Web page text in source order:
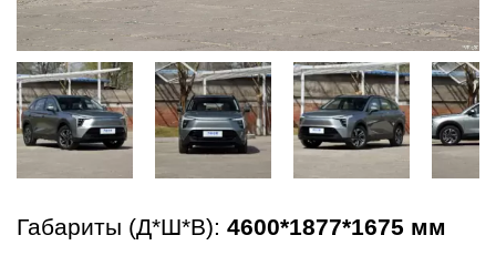
Габариты (Д*Ш*В): 4600*1877*1675 мм